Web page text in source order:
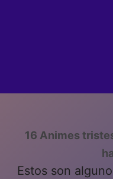
16 Animes
Estos son